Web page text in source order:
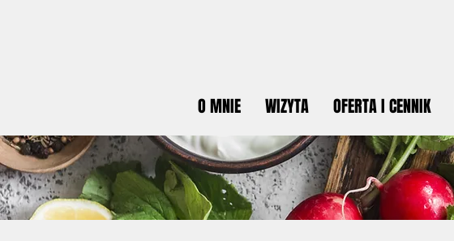
O MNIE WIZYTA OFERTA I CENNIK